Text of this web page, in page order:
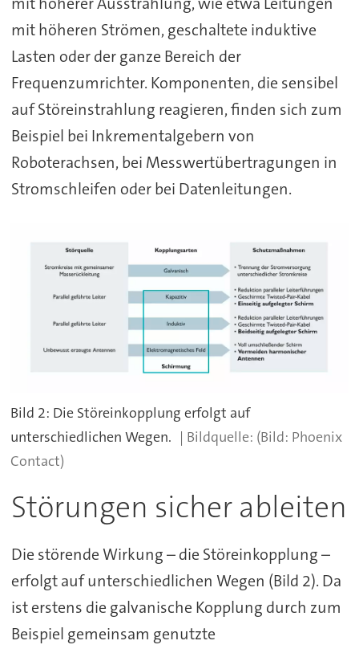
mit höheren Strömen, geschaltete induktive
Lasten oder der ganze Bereich der
Frequenzumrichter. Komponenten, die sensibel
auf Störeinstrahlung reagieren, finden sich zum
Beispiel bei Inkrementalgebern von
Roboterachsen, bei Messwertübertragungen in
Stromschleifen oder bei Datenleitungen.
Bild 2: Die Störeinkopplung erfolgt auf
unterschiedlichen Wegen.
(Bild: Phoenix
Contact)
Störungen sicher ableiten
Die störende Wirkung – die Störeinkopplung –
erfolgt auf unterschiedlichen Wegen (Bild 2). Da
ist erstens die galvanische Kopplung durch zum
Beispiel gemeinsam genutzte